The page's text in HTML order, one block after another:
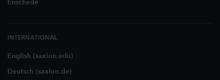
Enschede
INTERNATIONAL
English (saxion.edu)
Deutsch (saxion.de)